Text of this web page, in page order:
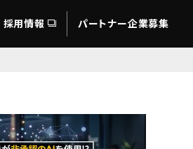
採用情報 パートナー企業募集